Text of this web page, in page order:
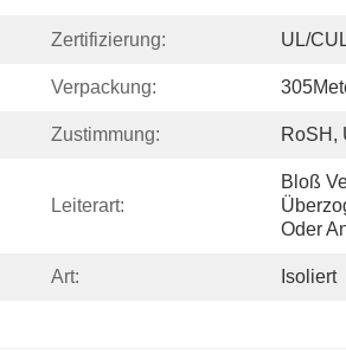
Zertifizierung: UL/
Verpackung:
Zustimmung: RoSH,
Leiterart:
Bloß
Oder
Art: Isoliert